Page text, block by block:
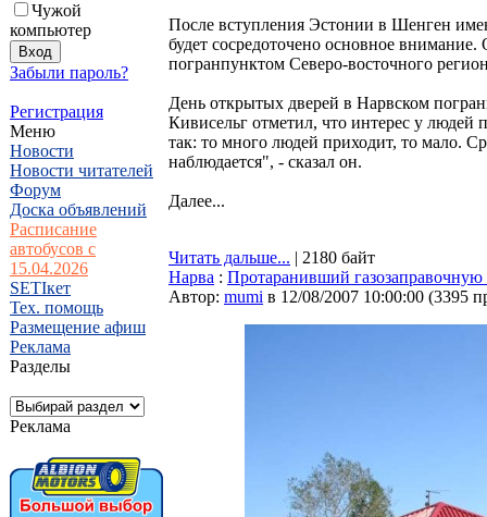
Чужой
компьютер
Забыли пароль?
Регистрация
Меню
Новости
Новости читателей
Форум
Доска объявлений
Расписание
автобусов с
15.04.2026
SETIкет
Тех. помощь
Размещение афиш
Реклама
Разделы
Реклама
После вступления Эстонии в Шенген
будет сосредоточено основное
погранпунктом Северо-восточного
День открытых дверей в Нарвском
Кивисельг отметил, что интерес у
так: то много людей приходит, то мало.
наблюдается", - сказал он.
Далее...
Читать дальше... | 2180 байт
Нарва : Протаранивший
Автор: mumi в 12/08/2007 10:00:00 (3395